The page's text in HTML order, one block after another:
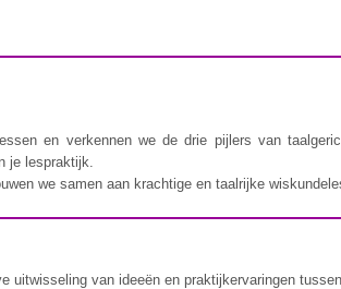
en verkennen we de drie pijlers van
je lespraktijk.
we samen aan krachtige en taalrijke
van ideeën en praktijkervaringen